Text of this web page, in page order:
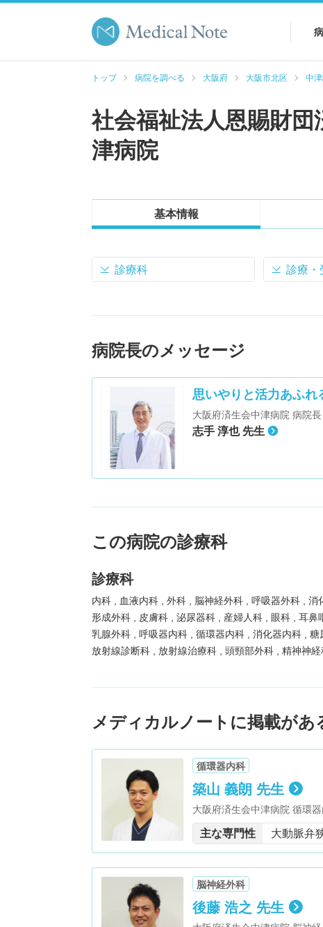
トップ 病院を調べる 大阪府 大阪市北区 中
社会福祉法人恩賜財団
津病院
基本情報
診療科 診療・
病院長のメッセージ
思いやりと活力あふれ
大阪府済生会中津病院 病院長
志手 淳也 先生
この病院の診療科
診療科
内科 血液内科 外科 脳神経外科 呼吸器外科 消
形成外科
皮膚科 泌尿器科 産婦人科 眼科 耳鼻
乳腺外科
呼吸器内科 循環器内科 消化器内科 糖
放射線診断科
放射線治療科 頭頸部外科 精神神経
メディカルノートに掲載があ
循環器内科
築山 義朗 先生
大阪府済生会中津病院 循環
主な専門性 大動脈弁
脳神経外科
後藤 浩之 先生